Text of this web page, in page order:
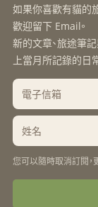
如果你喜歡有貓的
歡迎留下 Email。
新的文章、旅途筆
上當月所記錄的日
您可以隨時取消訂閱，